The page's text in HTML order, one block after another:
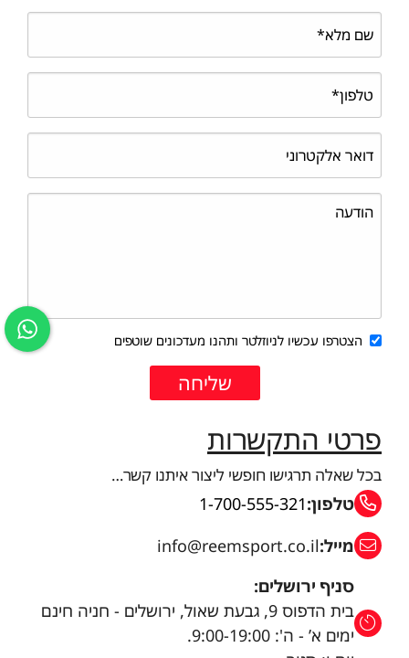
הצטרפו עכשיו לניוזלטר ותהנו מעדכונים שוטפים
פרטי התקשרות
בכל שאלה תרגישו חופשי ליצור איתנו קשר…
טלפון:1-700-555-321
מייל:info@reemsport.co.il
סניף ירושלים:
בית הדפוס 9, גבעת שאול, ירושלים - חניה חינם
ימים א’ - ה': 9:00-19:00.